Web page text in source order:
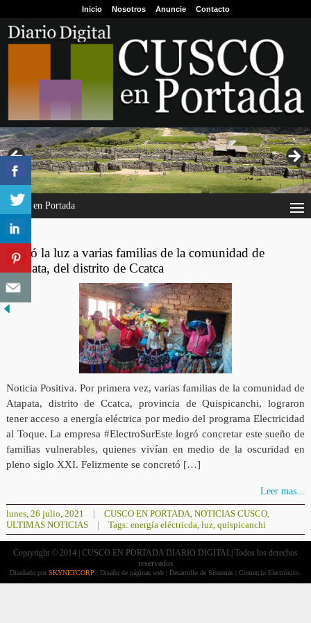
Inicio Nosotros Anuncie Contacto
Cusco en Portada
"luz"
Llegó la luz a varias familias de la comunidad de
Atapata, del distrito de Ccatca
Noticia Positiva. Por primera vez, varias familias de la comunidad de
Atapata, distrito de Ccatca, provincia de Quispicanchi, lograron
tener acceso a energía eléctrica por medio del programa Electricidad
al Toque. La empresa #ElectroSurEste logró concretar este sueño de
familias vulnerables, quienes vivían en medio de la oscuridad en
pleno siglo XXI. Felizmente se concretó […]
Leer mas...
lunes, 26 julio, 2021 | CUSCO EN PORTADA, NOTICIAS CUSCO,
ULTIMAS NOTICIAS
| Tags: energía eléctricda, luz, quispicanchi
Copryright © 2014 | CUSCO EN PORTADA DIARIO DIGITAL| Todos los derechos
reservados
Diseñado por SKYNETCORP | Diseño de páginas web | Desarrollo de Sistemas | Comercio Electrónico.